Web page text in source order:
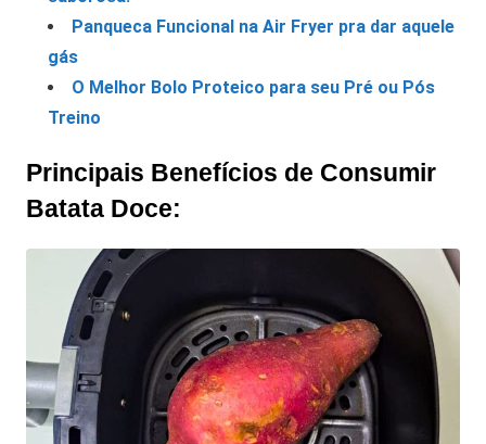
Panqueca Funcional na Air Fryer pra dar aquele
gás
O Melhor Bolo Proteico para seu Pré ou Pós
Treino
Principais Benefícios de Consumir
Batata Doce: